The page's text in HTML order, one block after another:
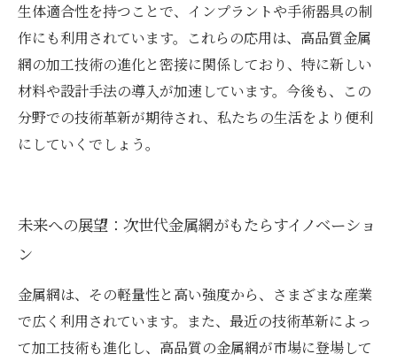
生体適合性を持つことで、インプラントや手術器具の制
作にも利用されています。これらの応用は、高品質金属
網の加工技術の進化と密接に関係しており、特に新しい
材料や設計手法の導入が加速しています。今後も、この
分野での技術革新が期待され、私たちの生活をより便利
にしていくでしょう。
未来への展望：次世代金属網がもたらすイノベーショ
ン
金属網は、その軽量性と高い強度から、さまざまな産業
で広く利用されています。また、最近の技術革新によっ
て加工技術も進化し、高品質の金属網が市場に登場して